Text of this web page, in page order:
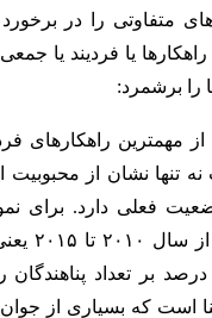
متفاوتی را در
یا فردیند یا
را برشمرد:
از مهمترین راهکارهای
نه تنها نشان از محبوبیت
فعلی دارد. برای
سازمان
روحانی، حدود ۶۰ درصد بر تعداد
است که بسیاری از